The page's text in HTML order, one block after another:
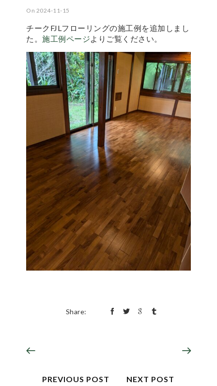
On 2024-11-15
チークFJLフローリングの施工例を追加しまし
た。 施工例ページ よりご覧ください。
Share:
PREVIOUS POST NEXT POST